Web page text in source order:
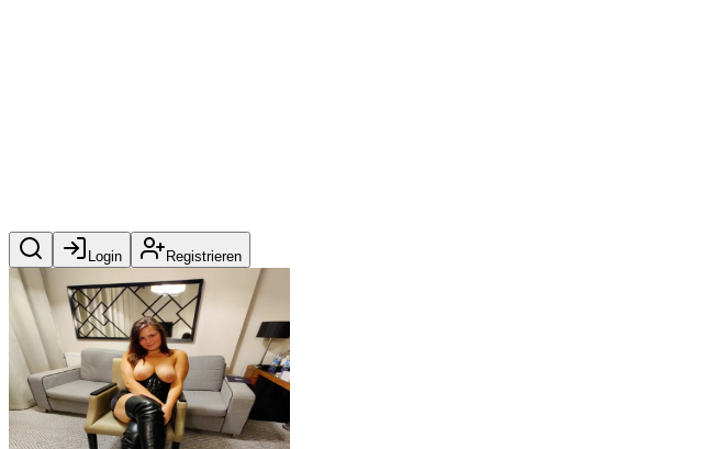
Login Registrieren